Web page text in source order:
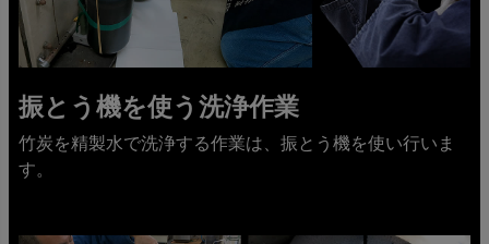
振とう機を使う洗浄作業
竹炭を精製水で洗浄する作業は、振とう機を使い行いま
す。